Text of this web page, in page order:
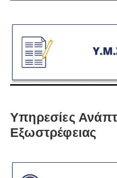
Υπηρεσίες
Εξωστρέφειας